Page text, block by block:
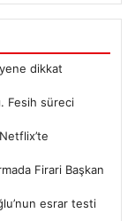
dikkat
Fesih süreci
Firari Başkan
esrar testi